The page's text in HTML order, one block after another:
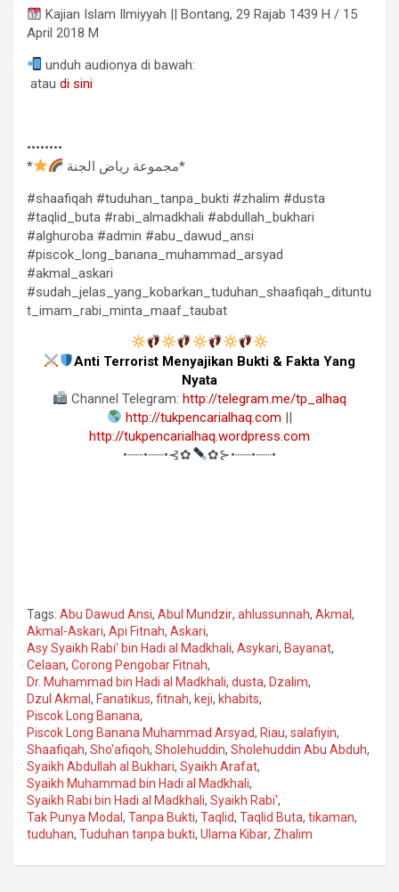
Kajian Islam Ilmiyyah || Bontang, 29 Rajab 1439 H / 15
April 2018​ M
unduh audionya di bawah:
atau di sini
••••••••
*
مجموعة رياض الجنة*
#shaafiqah #tuduhan_tanpa_bukti #zhalim #dusta
#taqlid_buta #rabi_almadkhali #abdullah_bukhari
#alghuroba #admin #abu_dawud_ansi
#piscok_long_banana_muhammad_arsyad
#akmal_askari
#sudah_jelas_yang_kobarkan_tuduhan_shaafiqah_dituntu
t_imam_rabi_minta_maaf_taubat
Anti Terrorist Menyajikan Bukti & Fakta Yang
Nyata
Channel Telegram:http://telegram.me/tp_alhaq
http://tukpencarialhaq.com ||
http://tukpencarialhaq.wordpress.com
•┈┈•┈┈•⊰✿
✿⊱•┈┈•┈┈•
Tags: Abu Dawud Ansi, Abul Mundzir, ahlussunnah, Akmal,
Akmal-Askari, Api Fitnah, Askari,
Asy Syaikh Rabi' bin Hadi al Madkhali, Asykari, Bayanat,
Celaan, Corong Pengobar Fitnah,
Dr. Muhammad bin Hadi al Madkhali, dusta, Dzalim,
Dzul Akmal, Fanatikus, fitnah, keji, khabits,
Piscok Long Banana,
Piscok Long Banana Muhammad Arsyad, Riau, salafiyin,
Shaafiqah, Sho'afiqoh, Sholehuddin, Sholehuddin Abu Abduh,
Syaikh Abdullah al Bukhari, Syaikh Arafat,
Syaikh Muhammad bin Hadi al Madkhali,
Syaikh Rabi bin Hadi al Madkhali, Syaikh Rabi',
Tak Punya Modal, Tanpa Bukti, Taqlid, Taqlid Buta, tikaman,
tuduhan, Tuduhan tanpa bukti, Ulama Kibar, Zhalim